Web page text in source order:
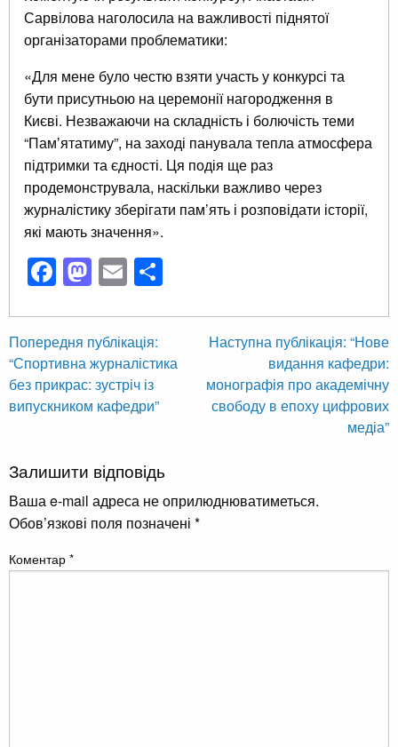
Сарвілова наголосила на важливості піднятої
організаторами проблематики:
«Для мене було честю взяти участь у конкурсі та
бути присутньою на церемонії нагородження в
Києві. Незважаючи на складність і болючість теми
“Памʼятатиму”, на заході панувала тепла атмосфера
підтримки та єдності. Ця подія ще раз
продемонструвала, наскільки важливо через
журналістику зберігати пам’ять і розповідати історії,
які мають значення».
Facebook
Mastodon
Email
Навігація
записів
Попередня публікація:
Попередня
публікація
“Спортивна журналістика
без прикрас: зустріч із
випускником кафедри”
Наступна публікація: “Нове
видання кафедри:
монографія про академічну
свободу в епоху цифрових
медіа”
Залишити відповідь
Ваша e-mail адреса не оприлюднюватиметься.
Обов’язкові поля позначені *
Коментар *